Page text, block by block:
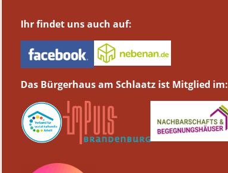
Ihr findet uns auch auf:
Das Bürgerhaus am Schlaatz ist Mitglied im: